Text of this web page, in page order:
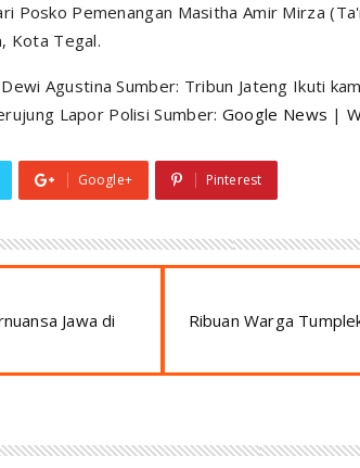
Posko Pemenangan Masitha Amir Mirza
Kota Tegal.
Agustina Sumber: Tribun Jateng Ikuti
Lapor Polisi Sumber: Google News |
Google+ Pinterest
Jawa di
Ribuan Warga